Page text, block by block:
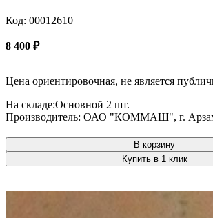
Код: 00012610
8 400 ₽
Цена ориентировочная, не является
На складе:Основной 2 шт.
Производитель: ОАО "КОММАШ", г.
В корзину
Купить в 1 клик